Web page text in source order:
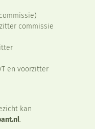
commissie
en voorzitter
kan
.